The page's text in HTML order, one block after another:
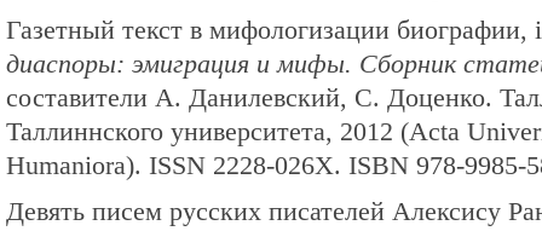
Газетный текст в мифологизации
диаспоры: эмиграция и мифы. Сборник
составители А. Данилевский, С. Доценко.
Таллиннского университета, 2012 (Acta
Humaniora). ISSN 2228-026Х. ISBN 978-9985-
Девять писем русских писателей Алексису